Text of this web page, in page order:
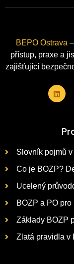
BEPO Ostrava
přístup, praxe a
zajišťující
Slovník pojmů
Co je BOZP?
Ucelený
BOZP a PO pro
Základy BOZP
Zlatá pravidla v